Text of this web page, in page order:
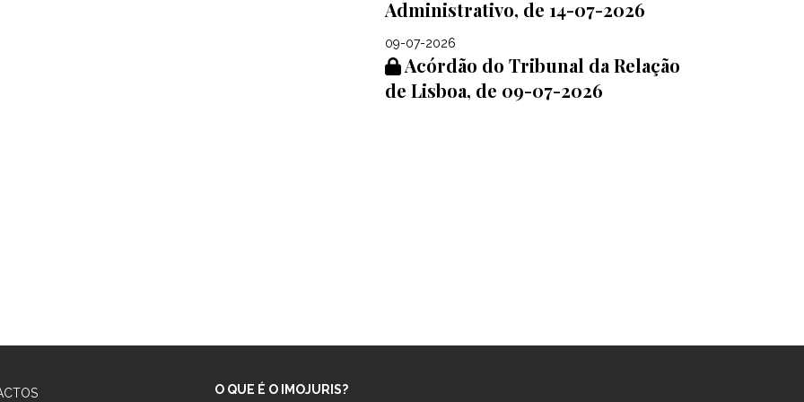
Administrativo, de 14-07-2026
09-07-2026
Acórdão do Tribunal da Relação
de Lisboa, de 09-07-2026
O QUE É O IMOJURIS?